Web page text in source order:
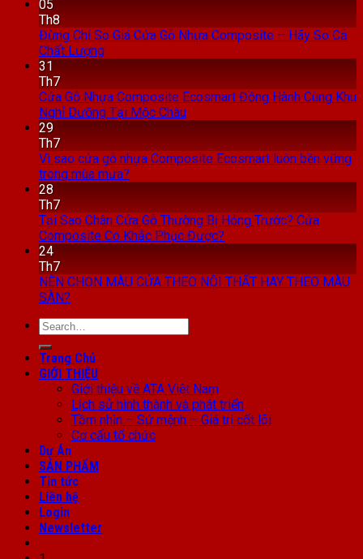
05
Th8
Đừng Chỉ So Giá Cửa Gỗ Nhựa Composite – Hãy So Cả
Chất Lượng
31
Th7
Cửa Gỗ Nhựa Composite Ecosmart Đồng Hành Cùng Khu
Nghỉ Dưỡng Tại Mộc Châu
29
Th7
Vì sao cửa gỗ nhựa Composite Ecosmart luôn bền vững
trong mùa mưa?
28
Th7
Tại Sao Chân Cửa Gỗ Thường Bị Hỏng Trước? Cửa
Composite Có Khắc Phục Được?
24
Th7
NÊN CHỌN MÀU CỬA THEO NỘI THẤT HAY THEO MÀU
SÀN?
Search
Trang Chủ
GIỚI THIỆU
Giới thiệu về ATA Việt Nam
Lịch sử hình thành và phát triển
Tầm nhìn – Sứ mệnh – Giá trị cốt lõi
Cơ cấu tổ chức
Dự Án
SẢN PHẨM
Tin tức
Liên hệ
Login
Newsletter